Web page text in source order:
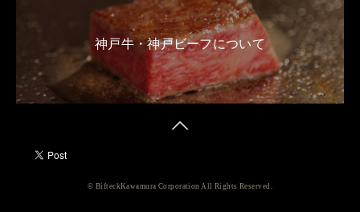
神戸牛・神戸ビーフについて
© BifteckKawamura Corporation All Rights Reserved.